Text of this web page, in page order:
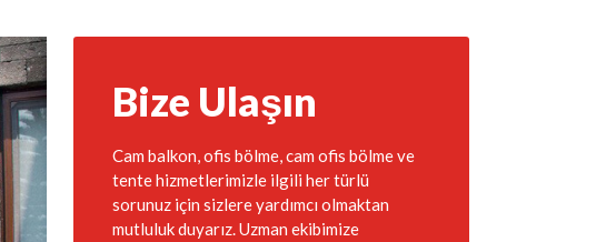
Bize Ulaşın
Cam balkon, ofis bölme, cam ofis bölme ve
tente hizmetlerimizle ilgili her türlü
sorunuz için sizlere yardımcı olmaktan
mutluluk duyarız. Uzman ekibimize